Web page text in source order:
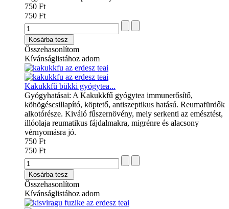
750 Ft
750 Ft
Kosárba tesz
Összehasonlítom
Kívánságlistához adom
Kakukkfű bükki gyógytea...
Gyógyhatásai: A Kakukkfű gyógytea immunerősítő,
köhögéscsillapító, köptető, antiszeptikus hatású. Reumafürdők
alkotórésze. Kiváló fűszernövény, mely serkenti az emésztést,
illóolaja reumatikus fájdalmakra, migrénre és alacsony
vérnyomásra jó.
750 Ft
750 Ft
Kosárba tesz
Összehasonlítom
Kívánságlistához adom